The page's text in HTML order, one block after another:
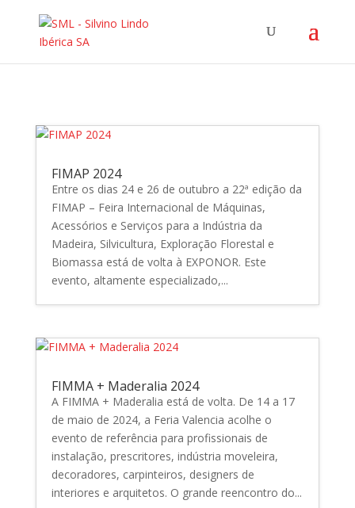
FIMAP 2024
Entre os dias 24 e 26 de outubro a 22ª edição da
FIMAP – Feira Internacional de Máquinas,
Acessórios e Serviços para a Indústria da
Madeira, Silvicultura, Exploração Florestal e
Biomassa está de volta à EXPONOR. Este
evento, altamente especializado,...
FIMMA + Maderalia 2024
A FIMMA + Maderalia está de volta. De 14 a 17
de maio de 2024, a Feria Valencia acolhe o
evento de referência para profissionais de
instalação, prescritores, indústria moveleira,
decoradores, carpinteiros, designers de
interiores e arquitetos. O grande reencontro do...